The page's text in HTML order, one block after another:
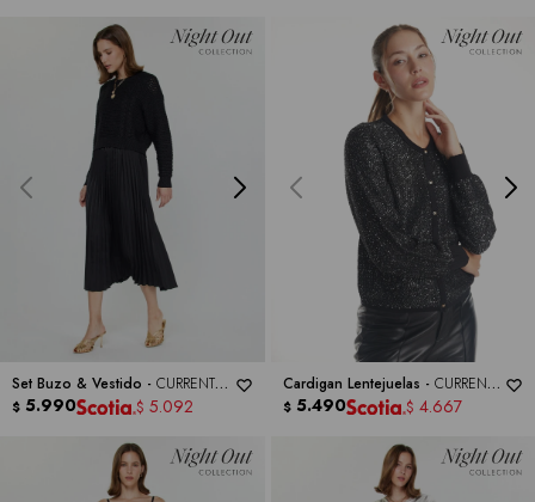
Set Buzo & Vestido - CURRENT
AIR
$ 5.990 $ 5.092
Cardigan Lentejuelas - CURRENT
AIR
$ 5.490 $ 4.667